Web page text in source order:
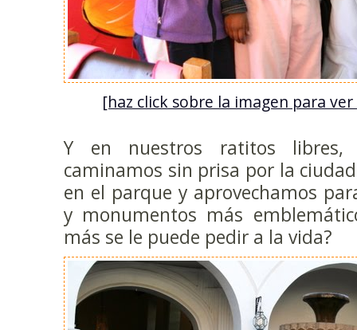
[haz click sobre la imagen para
Y en nuestros ratitos libres,
caminamos sin prisa por la
en el parque y aprovechamos
y monumentos más
más se le puede pedir a la vida?